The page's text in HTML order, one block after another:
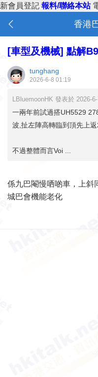
新會員登記 報料/聯絡本站
香港
[車型及機械] 點解
tunghang
2026-6-8 01:19
LBluemoonHK 發表於 2026-
一兩年前試過搭UH5529
波,扯左陣高轉臨到頂先上
不過整體而言Voi ...
係九巴閹慢哂啲車，上斜
城巴會機能老化